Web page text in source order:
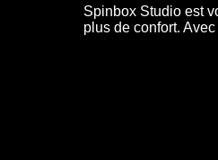
Spinbox Studio est
plus de confort.